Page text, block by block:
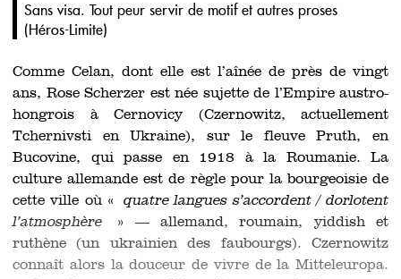
Sans visa. Tout peur servir de motif et autres proses
(Héros-Limite)
Comme Celan, dont elle est l’aînée de près de vingt
ans, Rose Scherzer est née sujette de l’Empire austro-
hongrois à Cernovicy (Czernowitz, actuellement
Tchernivsti en Ukraine), sur le fleuve Pruth, en
Bucovine, qui passe en 1918 à la Roumanie. La
culture allemande est de règle pour la bourgeoisie de
cette ville où « quatre langues s’accordent / dorlotent
l’atmosphère » — allemand, roumain, yiddish et
ruthène (un ukrainien des faubourgs). Czernowitz
connaît alors la douceur de vivre de la Mitteleuropa.